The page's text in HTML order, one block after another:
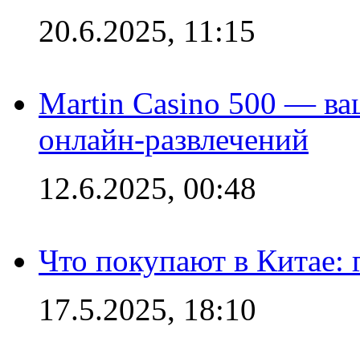
20.6.2025, 11:15
Martin Casino 500 —
онлайн-развлечений
12.6.2025, 00:48
Что покупают в Китае:
17.5.2025, 18:10